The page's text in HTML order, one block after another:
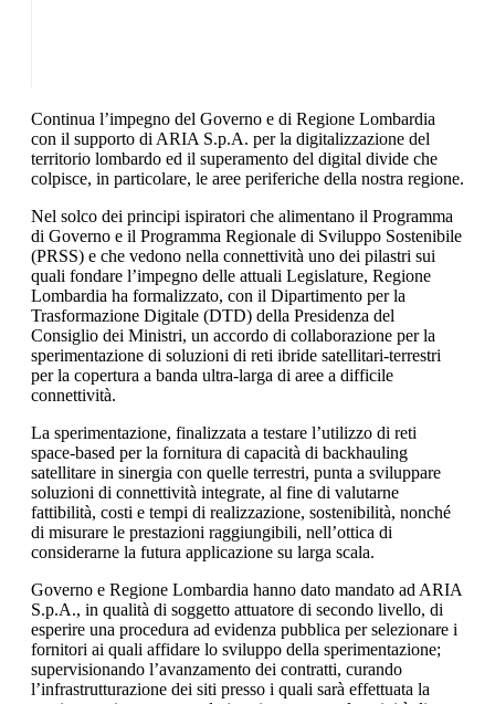
Continua l’impegno del Governo e di Regione Lombardia
con il supporto di ARIA S.p.A. per la digitalizzazione del
territorio lombardo ed il superamento del digital divide che
colpisce, in particolare, le aree periferiche della nostra regione.
Nel solco dei principi ispiratori che alimentano il Programma
di Governo e il Programma Regionale di Sviluppo Sostenibile
(PRSS) e che vedono nella connettività uno dei pilastri sui
quali fondare l’impegno delle attuali Legislature, Regione
Lombardia ha formalizzato, con il Dipartimento per la
Trasformazione Digitale (DTD) della Presidenza del
Consiglio dei Ministri, un accordo di collaborazione per la
sperimentazione di soluzioni di reti ibride satellitari-terrestri
per la copertura a banda ultra-larga di aree a difficile
connettività.
La sperimentazione, finalizzata a testare l’utilizzo di reti
space-based per la fornitura di capacità di backhauling
satellitare in sinergia con quelle terrestri, punta a sviluppare
soluzioni di connettività integrate, al fine di valutarne
fattibilità, costi e tempi di realizzazione, sostenibilità, nonché
di misurare le prestazioni raggiungibili, nell’ottica di
considerarne la futura applicazione su larga scala.
Governo e Regione Lombardia hanno dato mandato ad ARIA
S.p.A., in qualità di soggetto attuatore di secondo livello, di
esperire una procedura ad evidenza pubblica per selezionare i
fornitori ai quali affidare lo sviluppo della sperimentazione;
supervisionando l’avanzamento dei contratti, curando
l’infrastrutturazione dei siti presso i quali sarà effettuata la